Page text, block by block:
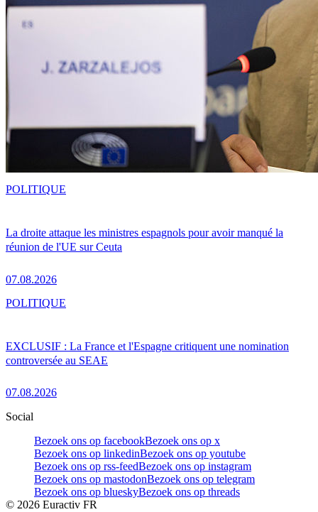
La droite attaque les ministres espagnols pour avoir manqué la
réunion de l'UE sur Ceuta
07.08.2026
POLITIQUE
EXCLUSIF : La France et l'Espagne critiquent une nomination
controversée au SEAE
07.08.2026
POLITIQUE
Social
Bezoek ons op facebookBezoek ons op x
Bezoek ons op linkedinBezoek ons op youtube
Bezoek ons op rss-feedBezoek ons op instagram
Bezoek ons op mastodonBezoek ons op telegram
Bezoek ons op blueskyBezoek ons op threads
© 2026 Euractiv FR